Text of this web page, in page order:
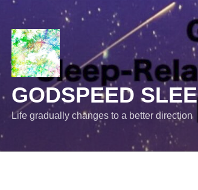
GODSPEED
Life gradually changes to a better direction